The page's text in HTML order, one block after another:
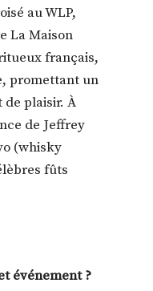
auWLP,
La Maison
français,
promettant un
plaisir. À
de Jeffrey
(whisky
fûts
événement ?